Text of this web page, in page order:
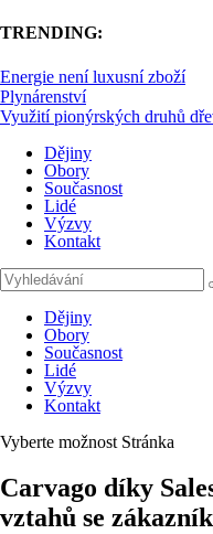
TRENDING:
Energie není luxusní zboží
Plynárenství
Využití pionýrských druhů
Dějiny
Obory
Současnost
Lidé
Výzvy
Kontakt
Dějiny
Obory
Současnost
Lidé
Výzvy
Kontakt
Vyberte možnost Stránka
Carvago díky
vztahů se